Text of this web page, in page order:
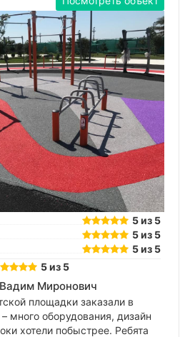
5 из 5
5 из 5
5 из 5
5 из 5
Вадим Миронович
площадки заказали в
много оборудования, дизайн
хотели побыстрее. Ребята